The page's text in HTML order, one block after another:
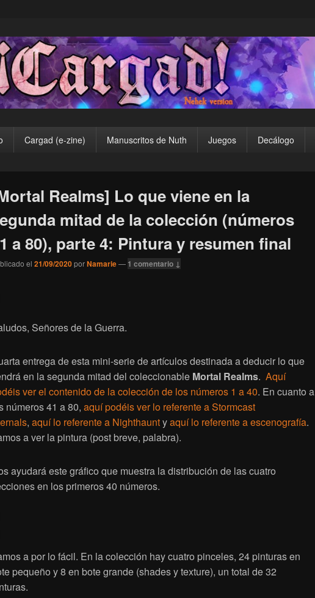
Cargad (e-zine) Manuscritos de Nuth Juegos Decálogo
Realms] Lo que viene en la
mitad de la colección (números
a 80), parte 4: Pintura y resumen final
el 21/09/2020porNamarie— 1 comentario ↓
Señores de la Guerra.
entrega de esta mini-serie de artículos destinada a deducir lo que
en la segunda mitad del coleccionable Mortal Realms. Aquí
ver el contenido de la colección de los números 1 a 40. En cuanto a
números 41 a 80, aquí podéis ver lo referente a Stormcast
, aquí lo referente a Nighthauntyaquí lo referente a escenografía.
a ver la pintura (post breve, palabra).
ayudará este gráfico que muestra la distribución de las cuatro
en los primeros 40 números.
a por lo fácil. En la colección hay cuatro pinceles, 24 pinturas en
pequeño y 8 en bote grande (shades y texture), un total de 32